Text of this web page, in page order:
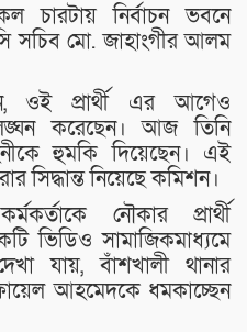
চারটায় নির্বাচন ভবনে
সচিব মো. জাহাংগীর আলম
ওই প্রার্থী এর আগেও
করেছেন। আজ তিনি
হুমকি দিয়েছেন। এই
সিদ্ধান্ত নিয়েছে কমিশন।
নৌকার প্রার্থী
ভিডিও সামাজিকমাধ্যমে
যায়, বাঁশখালী থানার
আহমেদকে ধমকাচ্ছেন